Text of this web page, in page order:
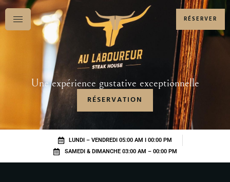
RÉSERVER
Une expérience gustative exceptionnelle
RÉSERVATION
LUNDI – VENDREDI 05:00 AM I 00:00 PM
SAMEDI & DIMANCHE 03:00 AM – 00:00 PM